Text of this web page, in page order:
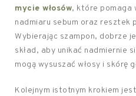
mycie włosów, które pomaga
nadmiaru sebum oraz resztek
Wybierając szampon, dobrze
skład, aby unikać nadmiernie
mogą wysuszać włosy i skórę
Kolejnym istotnym krokiem jest